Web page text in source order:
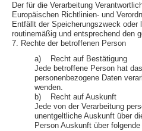
Der für die Verarbeitung
Europäischen Richtlinien- und
Entfällt der Speicherungszweck oder
routinemäßig und entsprechend den
7. Rechte der betroffenen Person
a) Recht auf Bestätigung
Jede betroffene Person hat
personenbezogene Daten
wenden.
b) Recht auf Auskunft
Jede von der Verarbeitung
unentgeltliche Auskunft über
Person Auskunft über